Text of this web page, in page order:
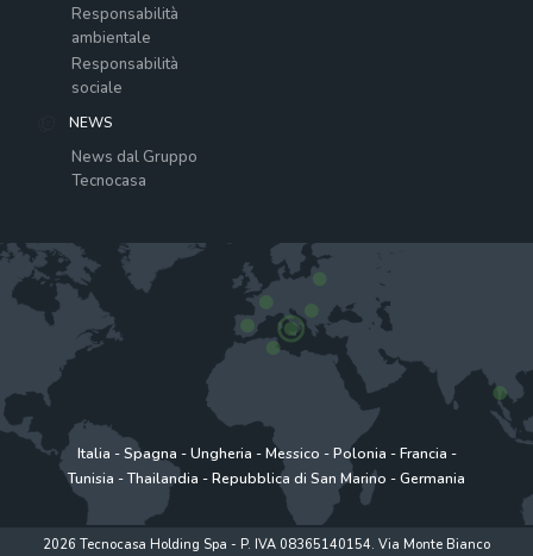
Responsabilità
ambientale
Responsabilità
sociale
NEWS
News dal Gruppo
Tecnocasa
Italia -Spagna -Ungheria -Messico -Polonia -Francia -
Tunisia -Thailandia -Repubblica di San Marino -Germania
2026 Tecnocasa Holding Spa - P. IVA 08365140154. Via Monte Bianco